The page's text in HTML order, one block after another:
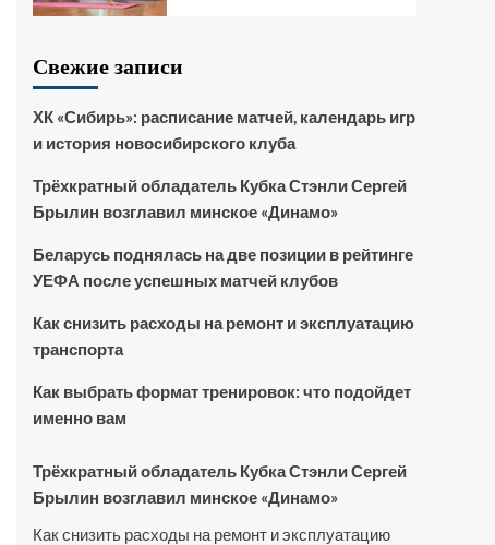
Свежие записи
ХК «Сибирь»: расписание матчей, календарь игр
и история новосибирского клуба
Трёхкратный обладатель Кубка Стэнли Сергей
Брылин возглавил минское «Динамо»
Беларусь поднялась на две позиции в рейтинге
УЕФА после успешных матчей клубов
Как снизить расходы на ремонт и эксплуатацию
транспорта
Как выбрать формат тренировок: что подойдет
именно вам
Трёхкратный обладатель Кубка Стэнли Сергей
Брылин возглавил минское «Динамо»
Как снизить расходы на ремонт и эксплуатацию